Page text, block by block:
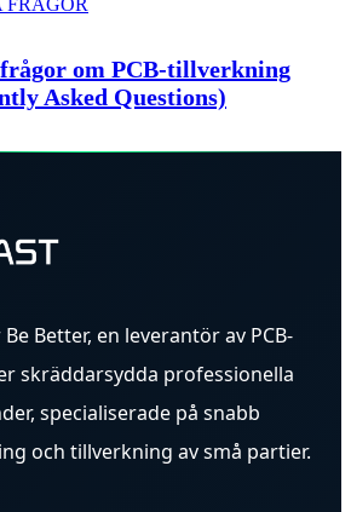
om PCB-tillverkning
Asked Questions)
Better, en leverantör av PCB-
skräddarsydda professionella
specialiserade på snabb
och tillverkning av små partier.